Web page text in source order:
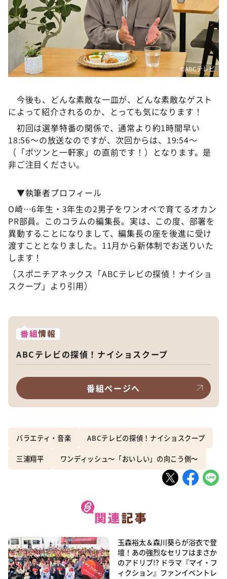
©️ABCテレビ
今後も、どんな素敵な一皿が、どんな素敵なゲスト
によって紹介されるのか、とっても気になります！
初回は選挙特番の関係で、通常より約1時間早い
18:56～の放送なのですが、次回からは、19:54～
（「ポツンと一軒家」の直前です！）となります。是
非ご注目ください。
▼執筆者プロフィール
O崎…6年生・3年生の2男子をワンオペで育てるオカン
PR部員。このコラムの編集長。実は、この度、部署を
異動することになりまして、編集長の座を後進に受け
渡すこととなりました。11月から新体制でお送りいた
します！
（スポニチアネックス「ABCテレビの探偵！ナイショ
スクープ」より引用）
番組情報
ABCテレビの探偵！ナイショスクープ
番組ページへ
バラエティ・音楽 ABCテレビの探偵！ナイショスクープ
三浦翔平 ワンディッシュ〜「おいしい」の向こう側〜
玉森裕太＆森川葵らが浴衣で登
壇！あの強烈なセリフはまさか
のアドリブ!? ドラマ『マイ・フ
ィクション』ファンイベントレ